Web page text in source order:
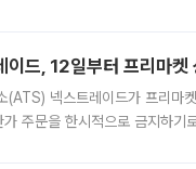
이드, 12일부터 프리마켓
(ATS) 넥스트레이드가 프리마
가 주문을 한시적으로 금지하